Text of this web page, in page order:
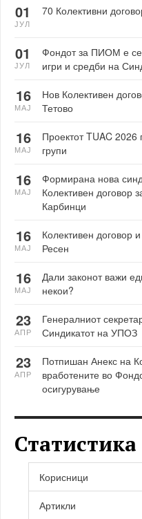
70 Колективни
01
ЈУЛ
Фондот за ПИОМ е
игри и средби на
01
ЈУЛ
Нов Колективен
Тетово
16
МАЈ
Проектот TUAC
групи
16
МАЈ
Формирана нова
Колективен договор
Карбинци
16
МАЈ
Колективен договор
Ресен
16
МАЈ
Дали законот важи
некои?
16
МАЈ
Генералниот
Синдикатот на УПОЗ
23
АПР
Потпишан Анекс на
вработените во
осигурување
23
АПР
Статистика
Корисници
Артикли